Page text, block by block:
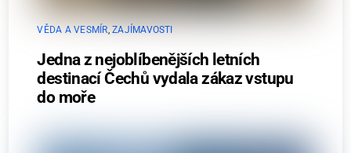
VĚDA A VESMÍR ,ZAJÍMAVOSTI
Jedna z nejoblíbenějších letních
destinací Čechů vydala zákaz vstupu
do moře